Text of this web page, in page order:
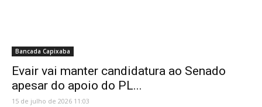
Bancada Capixaba
Evair vai manter candidatura ao Senado
apesar do apoio do PL...
15 de julho de 2026 11:03